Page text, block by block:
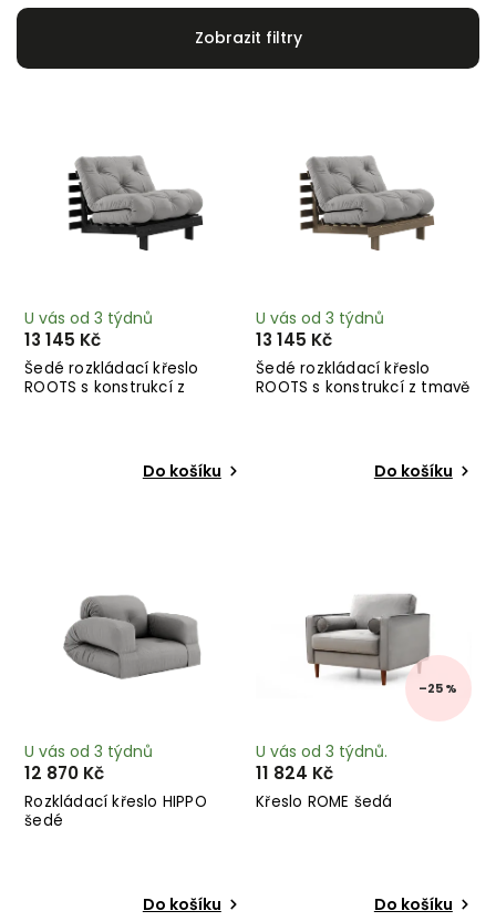
Nejlevnější
Šedé rozkládací křeslo
ROOTS s konstrukcí z
U vás od 3 týdnů
13 145 Kč
Do košíku
Šedé rozkládací křeslo
ROOTS s konstrukcí z tmavě
U vás od 3 týdnů
13 145 Kč
Do košíku
Rozkládací křeslo HIPPO
šedé
U vás od 3 týdnů
12 870 Kč
Do košíku
–25 %
Křeslo ROME šedá
U vás od 3 týdnů.
11 824 Kč
Do košíku